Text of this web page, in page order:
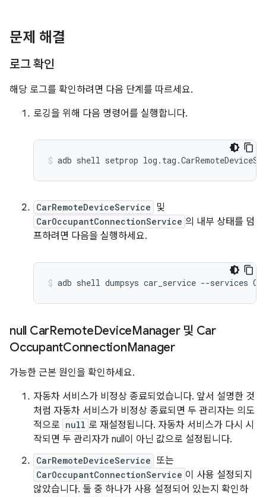
문제 해결
로그 확인
해당 로그를 확인하려면 다음 단계를 따르세요.
로깅을 위해 다음 명령어를 실행합니다.
adb shell setprop
CarRemoteDeviceService 및
CarOccupantConnectionService 의 내부 상태를 덤
프하려면 다음을 실행하세요.
adb shell dumpsys car_service --services
null CarRemoteDeviceManager 및 Car
OccupantConnectionManager
가능한 근본 원인을 확인하세요.
자동차 서비스가 비정상 종료되었습니다. 앞서 설명한 것
처럼 자동차 서비스가 비정상 종료되면 두 관리자는 의도
적으로 null 로 재설정됩니다. 자동차 서비스가 다시 시
작되면 두 관리자가 null이 아닌 값으로 설정됩니다.
CarRemoteDeviceService 또는
CarOccupantConnectionService 이 사용 설정되지
않았습니다. 둘 중 하나가 사용 설정되어 있는지 확인하